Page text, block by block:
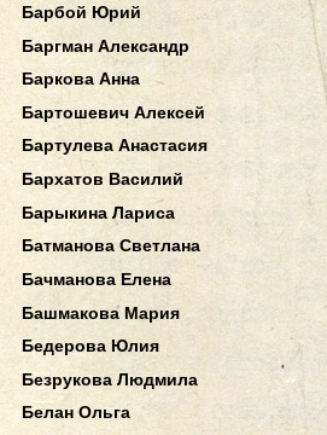
Барбой Юрий
Баргман Александр
Баркова Анна
Бартошевич Алексей
Бартулева Анастасия
Бархатов Василий
Барыкина Лариса
Батманова Светлана
Бачманова Елена
Башмакова Мария
Бедерова Юлия
Безрукова Людмила
Белан Ольга